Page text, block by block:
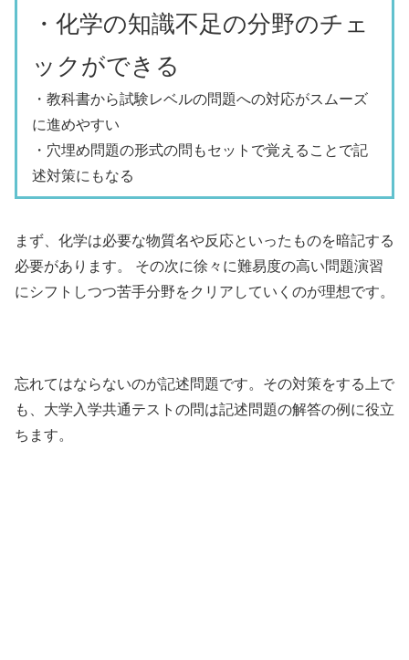
・化学の知識不足の分野のチェ
ックができる
・教科書から試験レベルの問題への対応がスムーズ
に進めやすい
・穴埋め問題の形式の問もセットで覚えることで記
述対策にもなる
まず、化学は必要な物質名や反応といったものを暗記する
必要があります。 その次に徐々に難易度の高い問題演習
にシフトしつつ苦手分野をクリアしていくのが理想です。
忘れてはならないのが記述問題です。その対策をする上で
も、大学入学共通テストの問は記述問題の解答の例に役立
ちます。